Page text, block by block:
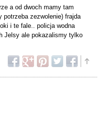
a od dwoch mamy tam
zezwolenie) frajda
i te fale.. policja wodna
Jelsy ale pokazalismy tylko